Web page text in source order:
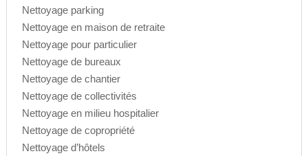
Nettoyage parking
Nettoyage en maison de retraite
Nettoyage pour particulier
Nettoyage de bureaux
Nettoyage de chantier
Nettoyage de collectivités
Nettoyage en milieu hospitalier
Nettoyage de copropriété
Nettoyage d’hôtels